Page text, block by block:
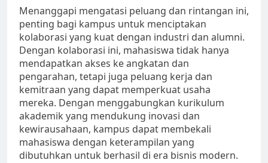
Menanggapi mengatasi peluang dan rintangan ini,
penting bagi kampus untuk menciptakan
kolaborasi yang kuat dengan industri dan alumni.
Dengan kolaborasi ini, mahasiswa tidak hanya
mendapatkan akses ke angkatan dan
pengarahan, tetapi juga peluang kerja dan
kemitraan yang dapat memperkuat usaha
mereka. Dengan menggabungkan kurikulum
akademik yang mendukung inovasi dan
kewirausahaan, kampus dapat membekali
mahasiswa dengan keterampilan yang
dibutuhkan untuk berhasil di era bisnis modern.